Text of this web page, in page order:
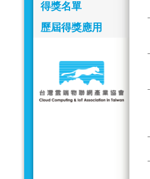
得獎名單
歷屆得獎應用